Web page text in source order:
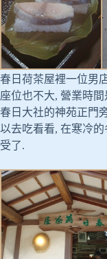
春日荷茶屋裡一位男
座位也不大, 營業時
春日大社的神苑正門
以去吃看看, 在寒冷
受了.